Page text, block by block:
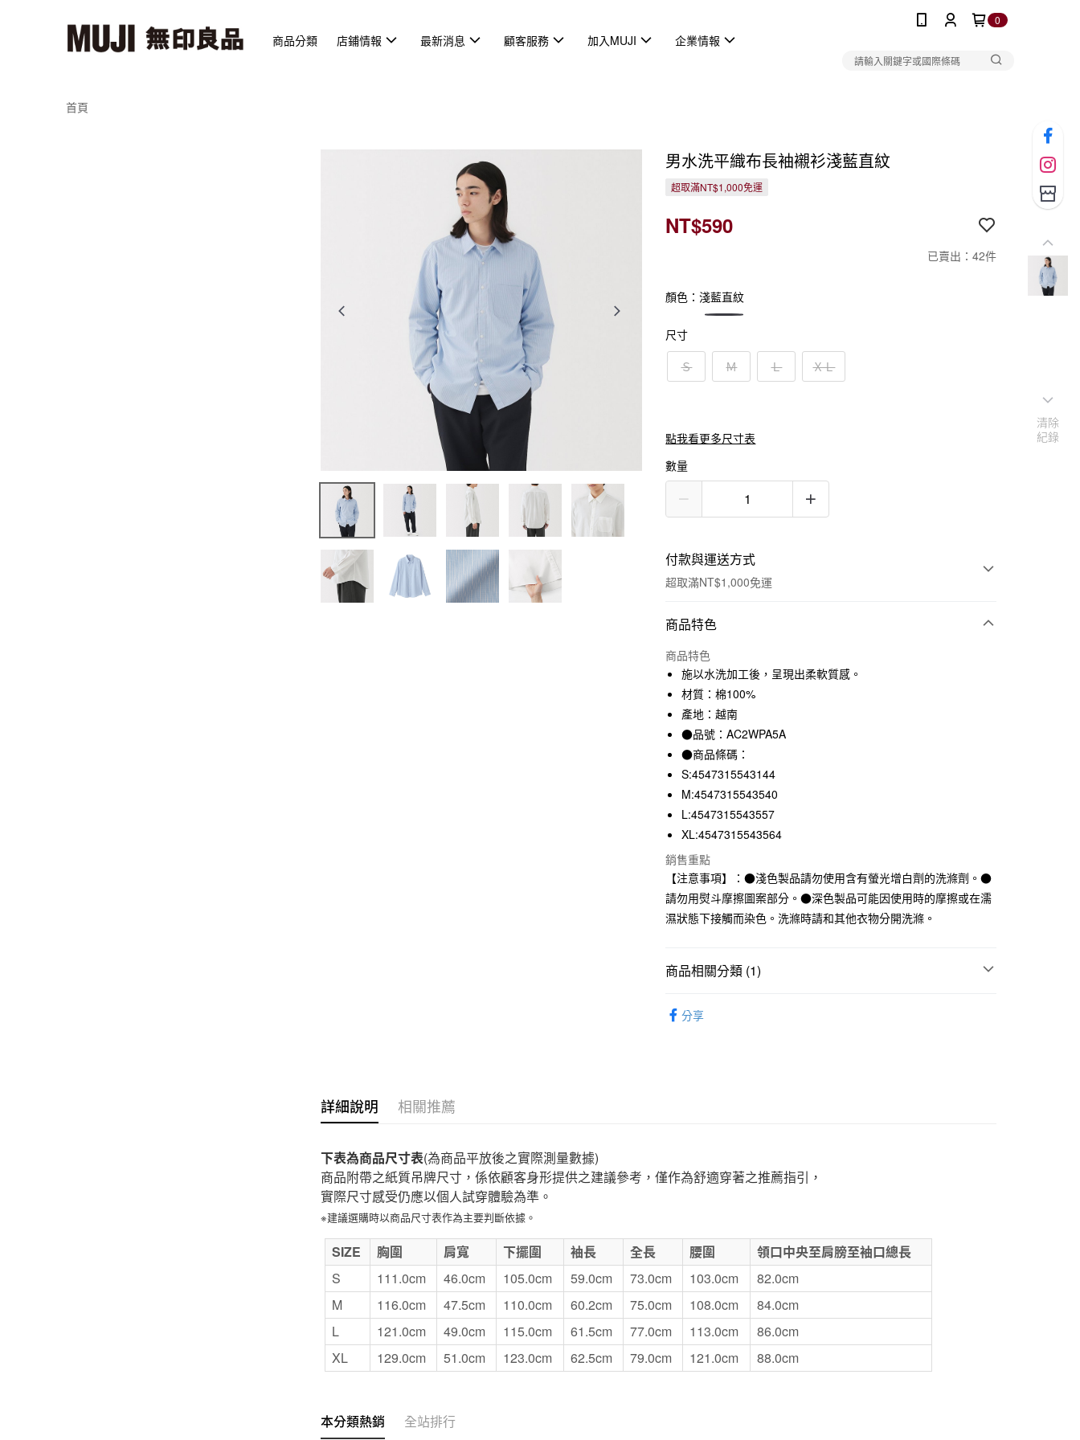
0
商品分類 店鋪情報 最新消息 顧客服務 加入MUJI 企業情報
首頁
男水洗平織布長袖襯衫淺藍直紋
超取滿NT$1,000免運
NT$590
已賣出：42件
顏色：淺藍直紋
尺寸
Ｓ
Ｍ Ｌ ＸＬ
點我看更多尺寸表
數量
付款與運送方式
超取滿NT$1,000免運
付款方式
信用卡一次付款
信用卡分期付款
3 期 0 利率 每期
合作金庫商業銀行
華南商業銀行
上海商業儲蓄銀行
臺灣中小企業銀行
匯豐（台灣）商業銀行
聯邦商業銀行
元大商業銀行
玉山商業銀行
台新國際商業銀行
中國信託商業銀行
台灣樂天信用卡公司
超商取貨付款
LINE Pay
Apple Pay
街口支付
悠遊付
運送方式
每筆NT$65，滿NT$1,000(含以上)免運費
每筆NT$65，滿NT$1,000(含以上)免運費
每筆NT$150，滿NT$2,000(含以上)免運費
商品特色
商品特色
施以水洗加工後，呈現出柔軟質感。
材質：棉100%
產地：越南
●品號：AC2WPA5A
●商品條碼：
S:4547315543144
M:4547315543540
L:4547315543557
XL:4547315543564
銷售重點
【注意事項】：●淺色製品請勿使用含有螢光增白劑的洗滌劑。●
請勿用熨斗摩擦圖案部分。●深色製品可能因使用時的摩擦或在濡
濕狀態下接觸而染色。洗滌時請和其他衣物分開洗滌。
商品相關分類 (1)
分享
詳細說明 相關推薦
下表為商品尺寸表(為商品平放後之實際測量數據)
商品附帶之紙質吊牌尺寸，係依顧客身形提供之建議參考，僅作為舒適穿著之推薦指引，
實際尺寸感受仍應以個人試穿體驗為準。
※建議選購時以商品尺寸表作為主要判斷依據。
SIZE 胸圍 肩寬 下擺圍 袖長 全長 腰圍
領口中央至肩膀至袖口總長
S
111.0cm 46.0cm 105.0cm 59.0cm 73.0cm 103.0cm
82.0cm
M
116.0cm 47.5cm 110.0cm 60.2cm 75.0cm 108.0cm
84.0cm
L
121.0cm 49.0cm 115.0cm 61.5cm 77.0cm 113.0cm
86.0cm
XL
129.0cm 51.0cm 123.0cm 62.5cm 79.0cm 121.0cm 88.0cm
本分類熱銷 全站排行
清除
紀錄